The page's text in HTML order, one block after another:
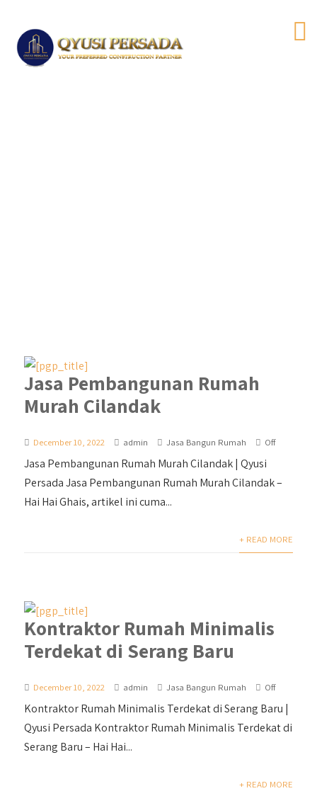
Jasa Pembangunan Rumah
Murah Cilandak
December 10, 2022 admin Jasa Bangun Rumah Off
Jasa Pembangunan Rumah Murah Cilandak | Qyusi
Persada Jasa Pembangunan Rumah Murah Cilandak –
Hai Hai Ghais, artikel ini cuma...
+ READ MORE
Kontraktor Rumah Minimalis
Terdekat di Serang Baru
December 10, 2022 admin Jasa Bangun Rumah Off
Kontraktor Rumah Minimalis Terdekat di Serang Baru |
Qyusi Persada Kontraktor Rumah Minimalis Terdekat di
Serang Baru – Hai Hai...
+ READ MORE